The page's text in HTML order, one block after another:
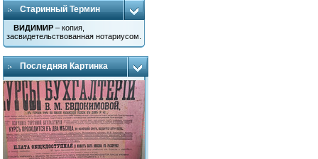
Старинный Термин
ВИДИМИР – копия,
засвидетельствованная нотариусом.
Последняя Картинка